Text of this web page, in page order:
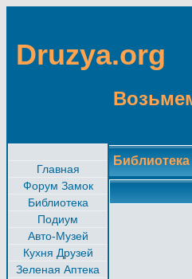
Druzya.org
Главная
Форум Замок
Библиотека
Подиум
Авто-Музей
Кухня Друзей
Зеленая Аптека
Библиотека